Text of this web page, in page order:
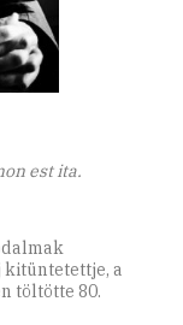
est ita.
a
töltötte 80.